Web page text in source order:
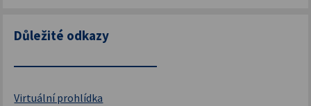
Důležité odkazy
Virtuální prohlídka